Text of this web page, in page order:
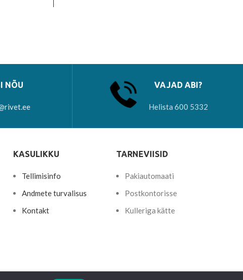
NÕU VAJAD ABI?
Helista 600 5332
KASULIKKU
Tellimisinfo
Andmete turvalisus
Kontakt
TARNEVIISID
Pakiautomaati
Postkontorisse
Kulleriga kätte